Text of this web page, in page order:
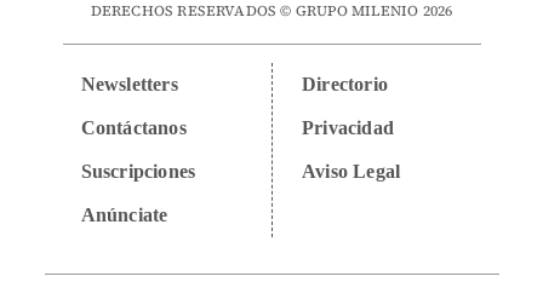
DERECHOS RESERVADOS © GRUPO MILENIO 2026
Newsletters
Contáctanos
Suscripciones
Anúnciate
Directorio
Privacidad
Aviso Legal